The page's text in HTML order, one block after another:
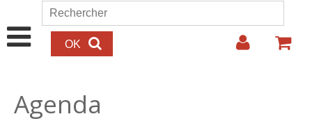
Aller au contenu principal
Formulaire de recherche
Rechercher
Agenda